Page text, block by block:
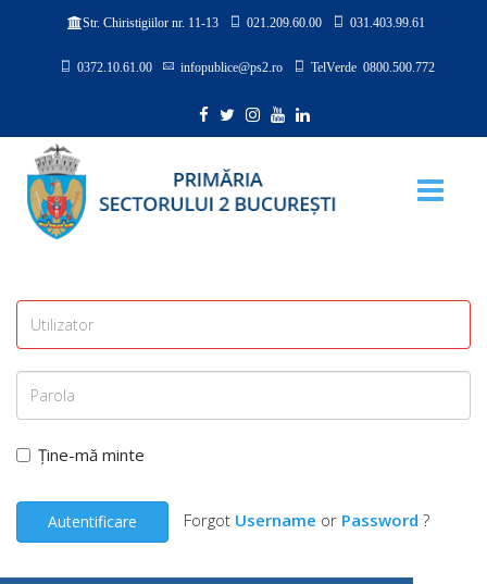
Str. Chiristigiilor nr. 11-13 021.209.60.00 031.403.99.61
0372.10.61.00 infopublice@ps2.ro TelVerde 0800.500.772
Ține-mă minte
Autentificare Forgot Username or Password ?